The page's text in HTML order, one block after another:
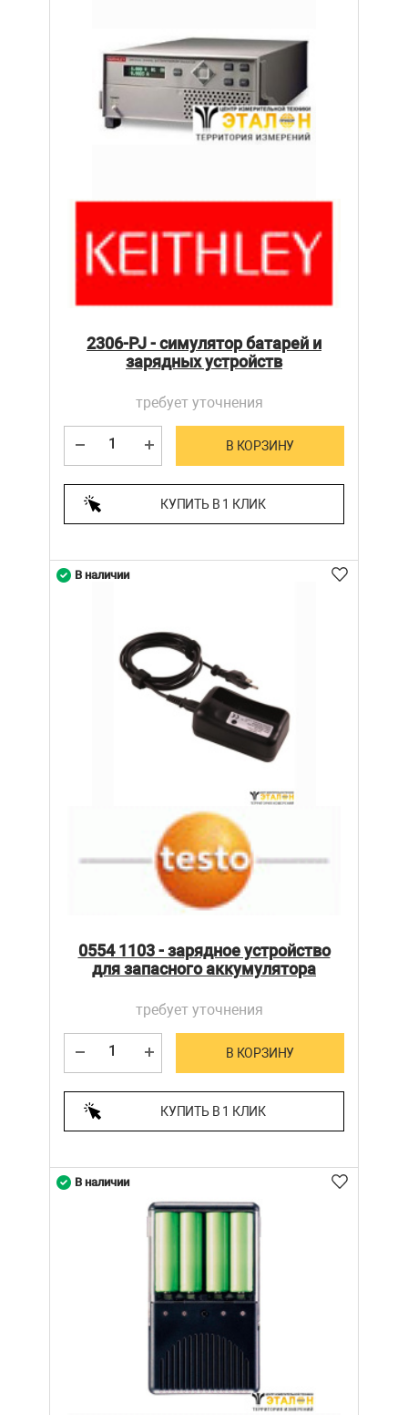
2306-PJ - cимулятор батарей и
зарядных устройств
требует уточнения
В КОРЗИНУ
КУПИТЬ В 1 КЛИК
0554 1103 - зарядное устройство
для запасного аккумулятора
требует уточнения
В КОРЗИНУ
КУПИТЬ В 1 КЛИК
В наличии
В наличии